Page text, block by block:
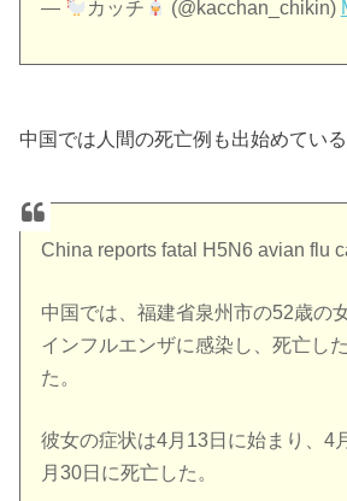
— カッチ (@kacchan_chikin)
中国では人間の死亡例も出始めている
China reports fatal H5N6 avian flu
中国では、福建省泉州市の52歳の
インフルエンザに感染し、死亡し
た。
彼女の症状は4月13日に始まり、4
月30日に死亡した。